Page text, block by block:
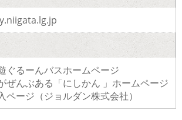
ぐるーんバスホームページ
ぜんぶある「にしかん 」ホームページ
ページ（ジョルダン株式会社）